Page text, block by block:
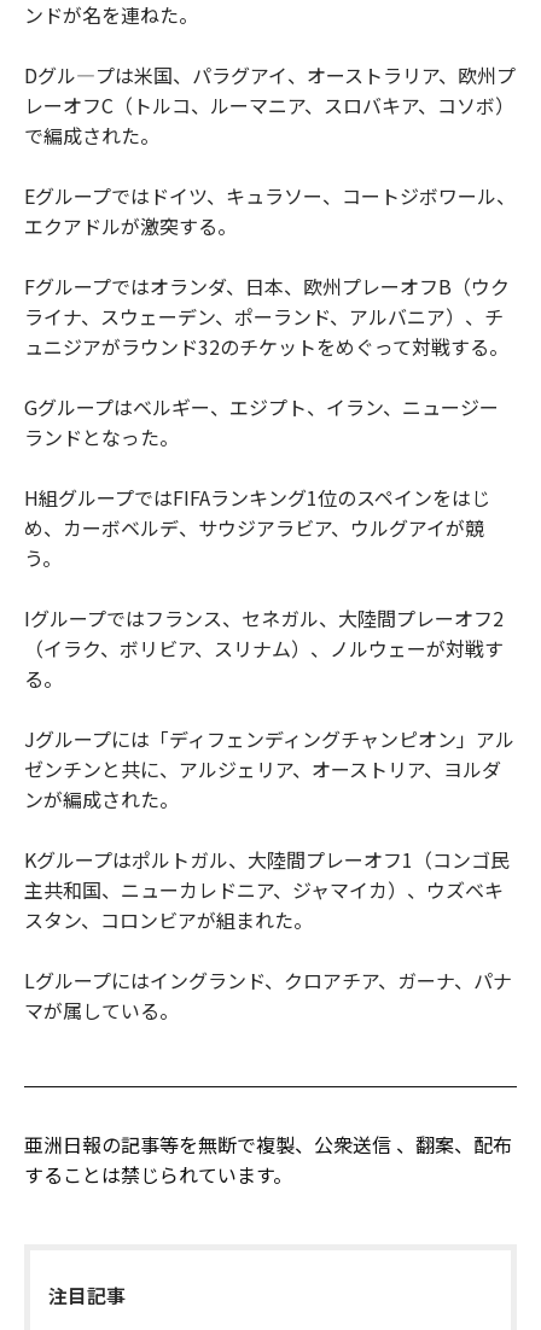
ンドが名を連ねた。
Dグル―プは米国、パラグアイ、オーストラリア、欧州プ
レーオフC（トルコ、ルーマニア、スロバキア、コソボ）
で編成された。
Eグループではドイツ、キュラソー、コートジボワール、
エクアドルが激突する。
Fグループではオランダ、日本、欧州プレーオフB（ウク
ライナ、スウェーデン、ポーランド、アルバニア）、チ
ュニジアがラウンド32のチケットをめぐって対戦する。
Gグループはベルギー、エジプト、イラン、ニュージー
ランドとなった。
H組グループではFIFAランキング1位のスペインをはじ
め、カーボベルデ、サウジアラビア、ウルグアイが競
う。
Iグループではフランス、セネガル、大陸間プレーオフ2
（イラク、ボリビア、スリナム）、ノルウェーが対戦す
る。
Jグループには「ディフェンディングチャンピオン」アル
ゼンチンと共に、アルジェリア、オーストリア、ヨルダ
ンが編成された。
Kグループはポルトガル、大陸間プレーオフ1（コンゴ民
主共和国、ニューカレドニア、ジャマイカ）、ウズベキ
スタン、コロンビアが組まれた。
Lグループにはイングランド、クロアチア、ガーナ、パナ
マが属している。
亜洲日報の記事等を無断で複製、公衆送信 、翻案、配布
することは禁じられています。
注目記事